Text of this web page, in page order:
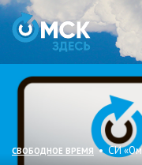
СВОБОДНОЕ ВРЕМЯ • СИ